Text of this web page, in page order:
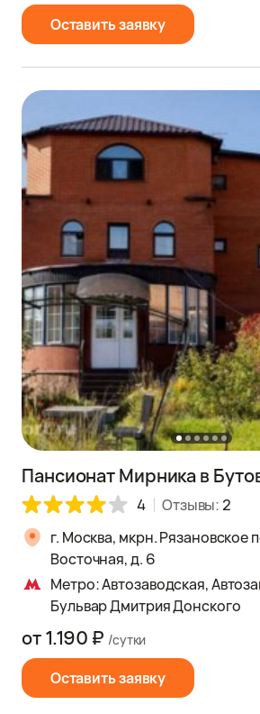
Оставить заявку
Пансионат Мирника в
4 Отзывы: 2
г. Москва, мкрн. Рязановское
Восточная, д. 6
Метро: Автозаводская,
Бульвар Дмитрия Донского
Оставить заявку
от 1.190 ₽ /сутки